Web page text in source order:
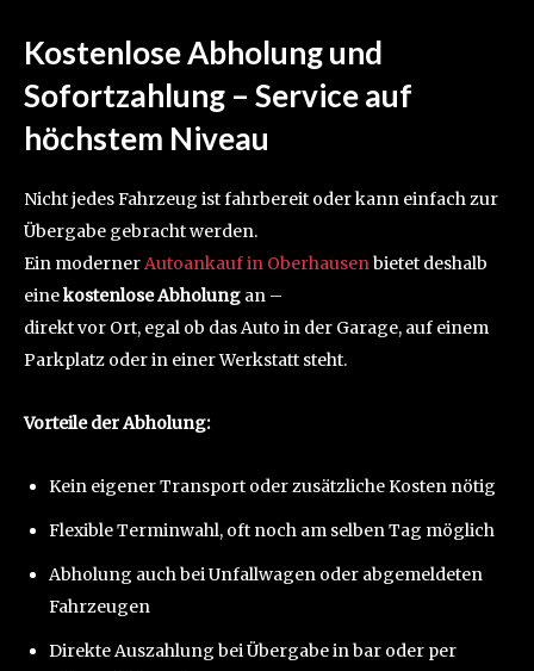
Kostenlose Abholung und
Sofortzahlung – Service auf
höchstem Niveau
Nicht jedes Fahrzeug ist fahrbereit oder kann einfach zur
Übergabe gebracht werden.
Ein modernerAutoankauf in Oberhausenbietet deshalb
einekostenlose Abholung an –
direkt vor Ort, egal ob das Auto in der Garage, auf einem
Parkplatz oder in einer Werkstatt steht.
Vorteile der Abholung:
Kein eigener Transport oder zusätzliche Kosten nötig
Flexible Terminwahl, oft noch am selben Tag möglich
Abholung auch bei Unfallwagen oder abgemeldeten
Fahrzeugen
Direkte Auszahlung bei Übergabe in bar oder per